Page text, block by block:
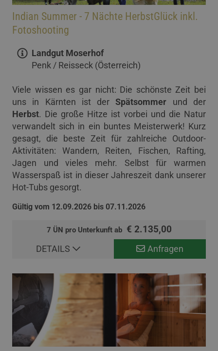
Indian Summer - 7 Nächte HerbstGlück inkl.
Fotoshooting
Landgut Moserhof
Penk / Reisseck (Österreich)
Viele wissen es gar nicht: Die schönste Zeit bei
uns in Kärnten ist derSpätsommer und der
Herbst. Die große Hitze ist vorbei und die Natur
verwandelt sich in ein buntes Meisterwerk! Kurz
gesagt, die beste Zeit für zahlreiche Outdoor-
Aktivitäten: Wandern, Reiten, Fischen, Rafting,
Jagen und vieles mehr. Selbst für warmen
Wasserspaß ist in dieser Jahreszeit dank unserer
Hot-Tubs gesorgt.
Gültig vom 12.09.2026 bis 07.11.2026
7 ÜN pro Unterkunft ab € 2.135,00
Anfragen
DETAILS